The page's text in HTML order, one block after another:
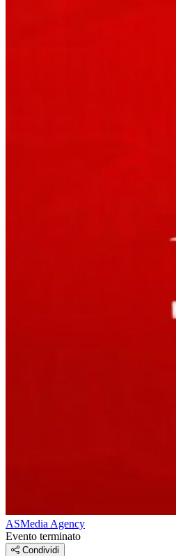
ASMedia Agency
Evento terminato
Condividi